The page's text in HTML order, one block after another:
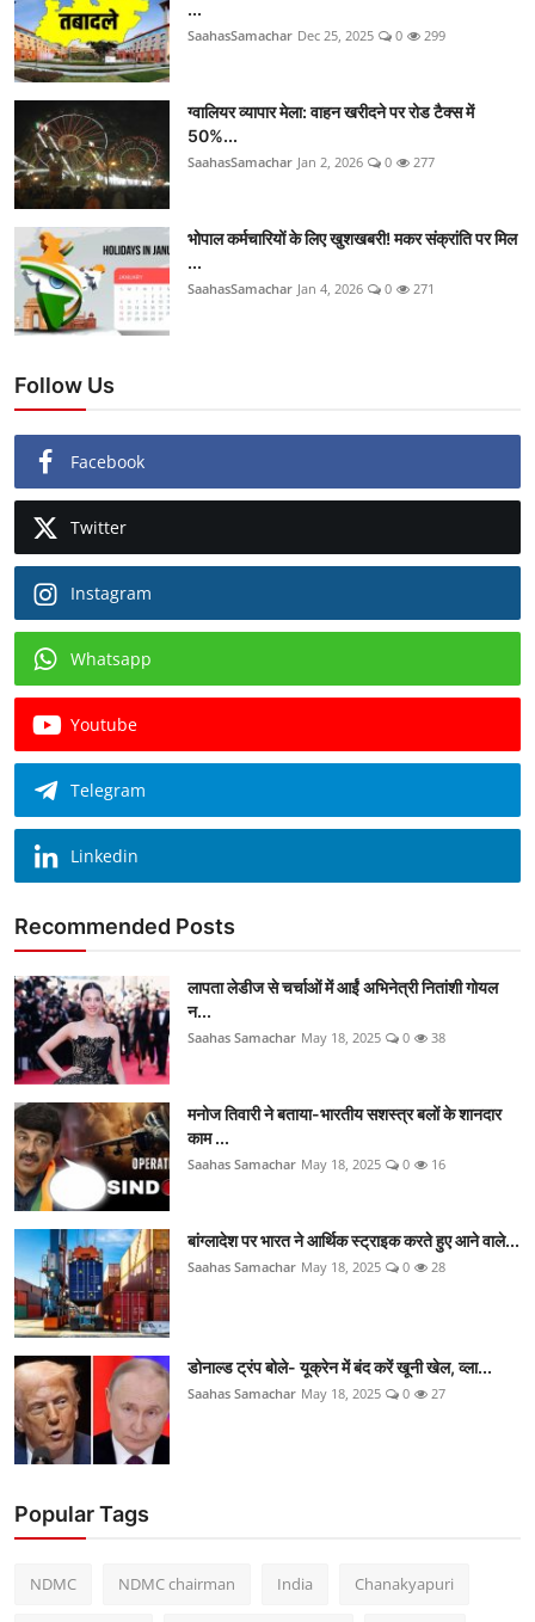
...
SaahasSamachar Dec 25, 2025 0 299
ग्वालियर व्यापार मेला: वाहन खरीदने पर रोड टैक्स में
50%...
SaahasSamachar Jan 2, 2026 0 277
भोपाल कर्मचारियों के लिए खुशखबरी! मकर संक्रांति पर मिल
...
SaahasSamachar Jan 4, 2026 0 271
Follow Us
Facebook
Twitter
Instagram
Whatsapp
Youtube
Telegram
Linkedin
Recommended Posts
लापता लेडीज से चर्चाओं में आईं अभिनेत्री नितांशी गोयल
न...
Saahas Samachar May 18, 2025 0 38
मनोज तिवारी ने बताया-भारतीय सशस्त्र बलों के शानदार
काम ...
Saahas Samachar May 18, 2025 0 16
बांग्लादेश पर भारत ने आर्थिक स्ट्राइक करते हुए आने वाले...
Saahas Samachar May 18, 2025 0 28
डोनाल्ड ट्रंप बोले- यूक्रेन में बंद करें खूनी खेल, व्ला...
Saahas Samachar May 18, 2025 0 27
Popular Tags
NDMC NDMC chairman India Chanakyapuri